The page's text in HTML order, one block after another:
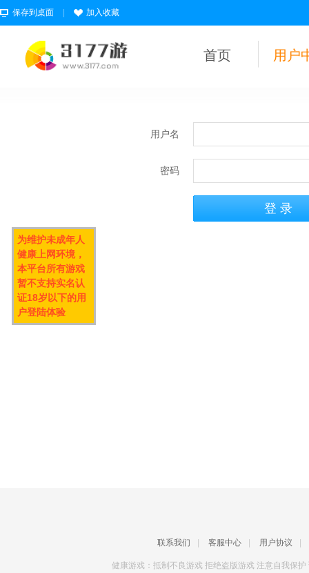
保存到桌面 加入收藏
首页 用户
用户名
密码
联系我们 客服中心 用户协议
健康游戏：抵制不良游戏 拒绝盗版游戏 注意自我保
为维护未成年人
健康上网环境，
本平台所有游戏
暂不支持实名认
证18岁以下的用
户登陆体验